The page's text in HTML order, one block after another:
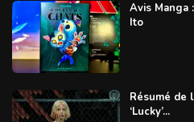
Avis Manga
Ito
Résumé de
‘Lucky’...